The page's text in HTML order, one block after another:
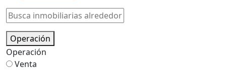
Operación
Operación
Venta